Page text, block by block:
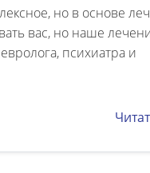
но в основе
вас, но наше
психиатра и